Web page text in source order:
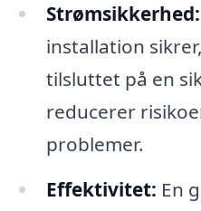
Strømsikkerhed:
installation
tilsluttet på en
reducerer
problemer.
Effektivitet: En